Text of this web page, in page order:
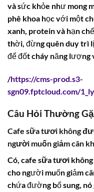
và sức khỏe như mong
phê khoa học với một
xanh, protein và hạn
thời, đừng quên duy trì
để đốt cháy năng lượng
/https://cms-prod.s3-
sgn09.fptcloud.com/
Câu Hỏi Thường
Cafe sữa tươi không
người muốn giảm cân
Có, cafe sữa tươi
cho người muốn giảm
chứa đường bổ sung,